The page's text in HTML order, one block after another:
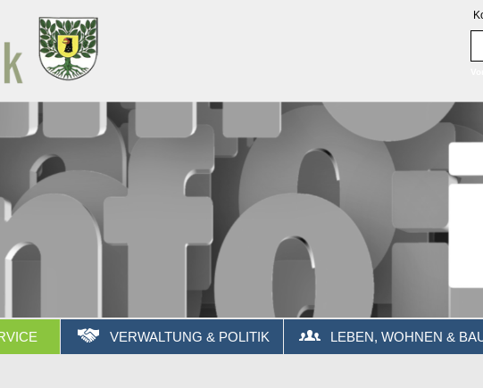
VERWALTUNG & POLITIK LEBEN, WOHNEN &